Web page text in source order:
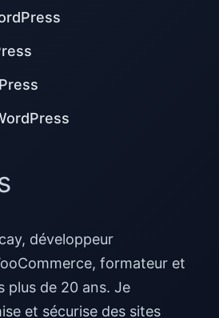
développeur
formateur et
plus de 20 ans. Je
et sécurise des sites